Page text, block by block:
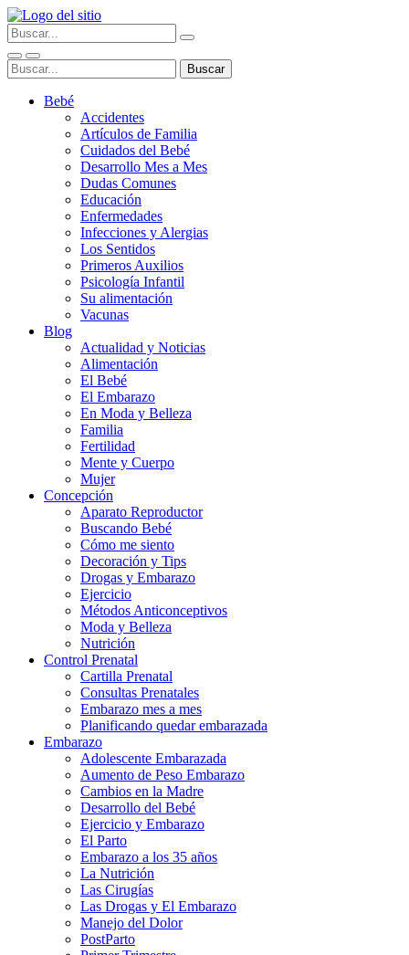
Bebé
Accidentes
Artículos de Familia
Cuidados del Bebé
Desarrollo Mes a Mes
Dudas Comunes
Educación
Enfermedades
Infecciones y Alergias
Los Sentidos
Primeros Auxilios
Psicología Infantil
Su alimentación
Vacunas
Blog
Actualidad y Noticias
Alimentación
El Bebé
El Embarazo
En Moda y Belleza
Familia
Fertilidad
Mente y Cuerpo
Mujer
Concepción
Aparato Reproductor
Buscando Bebé
Cómo me siento
Decoración y Tips
Drogas y Embarazo
Ejercicio
Métodos Anticonceptivos
Moda y Belleza
Nutrición
Control Prenatal
Cartilla Prenatal
Consultas Prenatales
Embarazo mes a mes
Planificando quedar embarazada
Embarazo
Adolescente Embarazada
Aumento de Peso Embarazo
Cambios en la Madre
Desarrollo del Bebé
Ejercicio y Embarazo
El Parto
Embarazo a los 35 años
La Nutrición
Las Cirugías
Las Drogas y El Embarazo
Manejo del Dolor
PostParto